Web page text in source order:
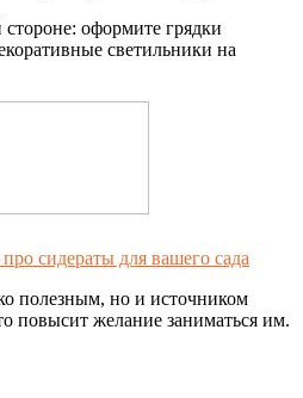
оформите грядки
светильники на
сидераты для вашего сада
полезным, но и источником
повысит желание заниматься им.